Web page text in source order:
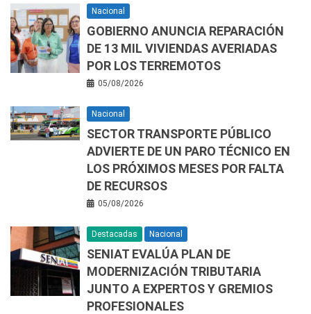
Nacional
GOBIERNO ANUNCIA REPARACIÓN
DE 13 MIL VIVIENDAS AVERIADAS
POR LOS TERREMOTOS
05/08/2026
Nacional
SECTOR TRANSPORTE PÚBLICO
ADVIERTE DE UN PARO TÉCNICO EN
LOS PRÓXIMOS MESES POR FALTA
DE RECURSOS
05/08/2026
Destacadas Nacional
SENIAT EVALÚA PLAN DE
MODERNIZACIÓN TRIBUTARIA
JUNTO A EXPERTOS Y GREMIOS
PROFESIONALES